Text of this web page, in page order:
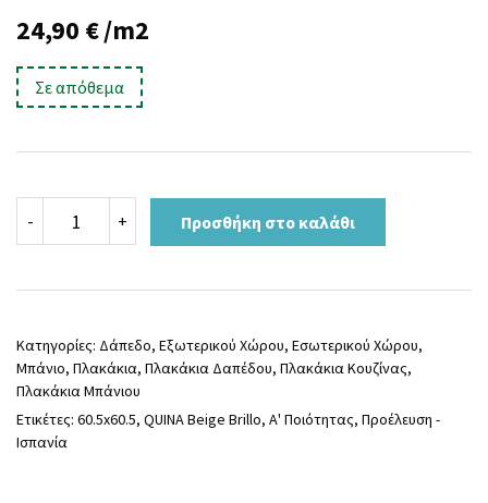
24,90 €/m2
Σε απόθεμα
-
BOSS
PERLA
ποσότητα
+ Προσθήκη στο καλάθι
Κατηγορίες: Δάπεδο, Εξωτερικού Χώρου, Εσωτερικού Χώρου,
Μπάνιο, Πλακάκια, Πλακάκια Δαπέδου, Πλακάκια Κουζίνας,
Πλακάκια Μπάνιου
Ετικέτες: 60.5x60.5, QUINA Beige Brillo, Α' Ποιότητας, Προέλευση -
Ισπανία